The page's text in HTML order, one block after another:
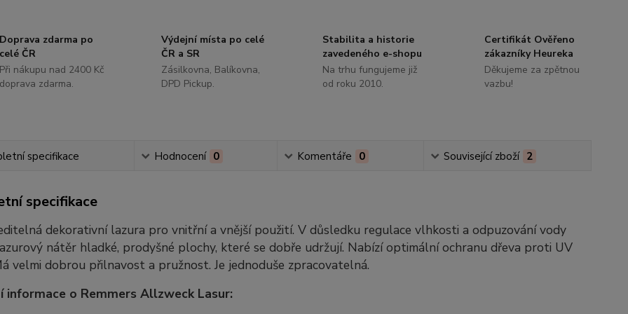
zdarma po
ČR
nákupu nad 2400 Kč
zdarma.
Výdejní místa po celé
ČR a SR
Zásilkovna, Balíkovna,
DPD Pickup.
Stabilita a historie
zavedeného e-shopu
Na trhu fungujeme již
od roku 2010.
Certifikát Ověřeno
zákazníky Heureka
Děkujeme za zpětnou
vazbu!
specifikace Hodnocení 0 Komentáře 0 Související zboží 2
specifikace
dekorativní lazura pro vnitřní a vnější použití. V důsledku regulace vlhkosti a odpuzování vody
nátěr hladké, prodyšné plochy, které se dobře udržují. Nabízí optimální ochranu dřeva proti UV
velmi dobrou přilnavost a pružnost. Je jednoduše zpracovatelná.
informace o Remmers Allzweck Lasur: